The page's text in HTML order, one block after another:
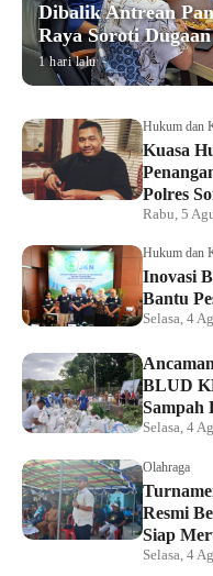
Dibalik Antrean
Raya Soroti
1 hari lalu
Hukum dan
Kuasa
Polres
Rabu, 5
Hukum dan
Inovasi
Bantu
Selasa, 4
BLUD
Sampah
Selasa, 4
Olahraga
Resmi
Siap
Selasa, 4